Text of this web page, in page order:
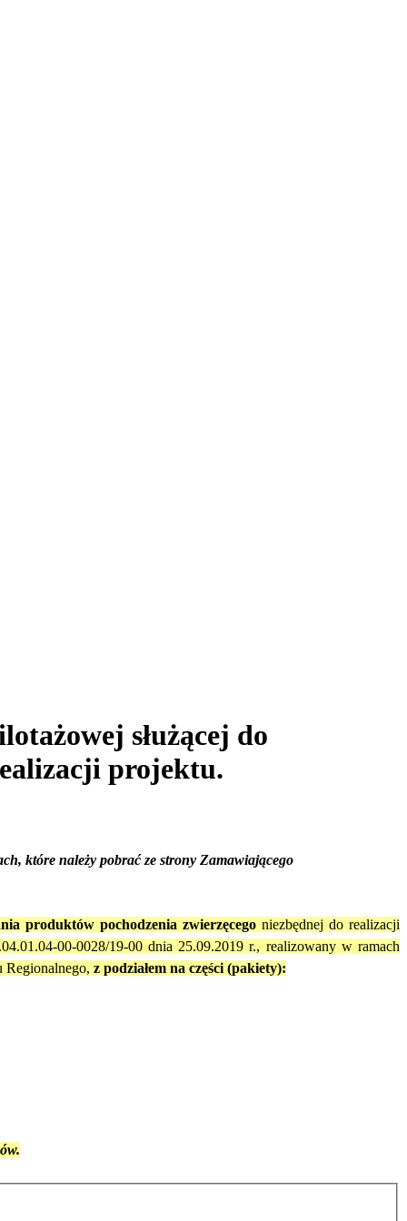
służącej do
projektu.
które należy pobrać ze strony Zamawiającego
produktów pochodzenia zwierzęcego niezbędnej do realizacji
00-0028/19-00 dnia 25.09.2019 r., realizowany w ramach
Regionalnego, z podziałem na części (pakiety):